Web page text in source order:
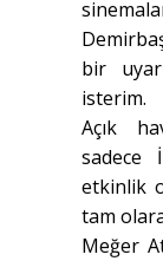
bir
isterim.
Açık
sadece
etkinlik
tam
Meğer